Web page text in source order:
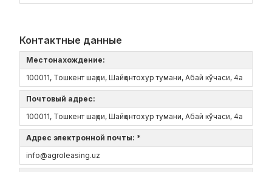
Контактные данные
Местонахождение:
100011, Тошкент шаҳри, Шайҳонтохур тумани, Абай кўчаси, 4а
Почтовый адрес:
100011, Тошкент шаҳри, Шайҳонтохур тумани, Абай кўчаси, 4а
Адрес электронной почты: *
info@agroleasing.uz